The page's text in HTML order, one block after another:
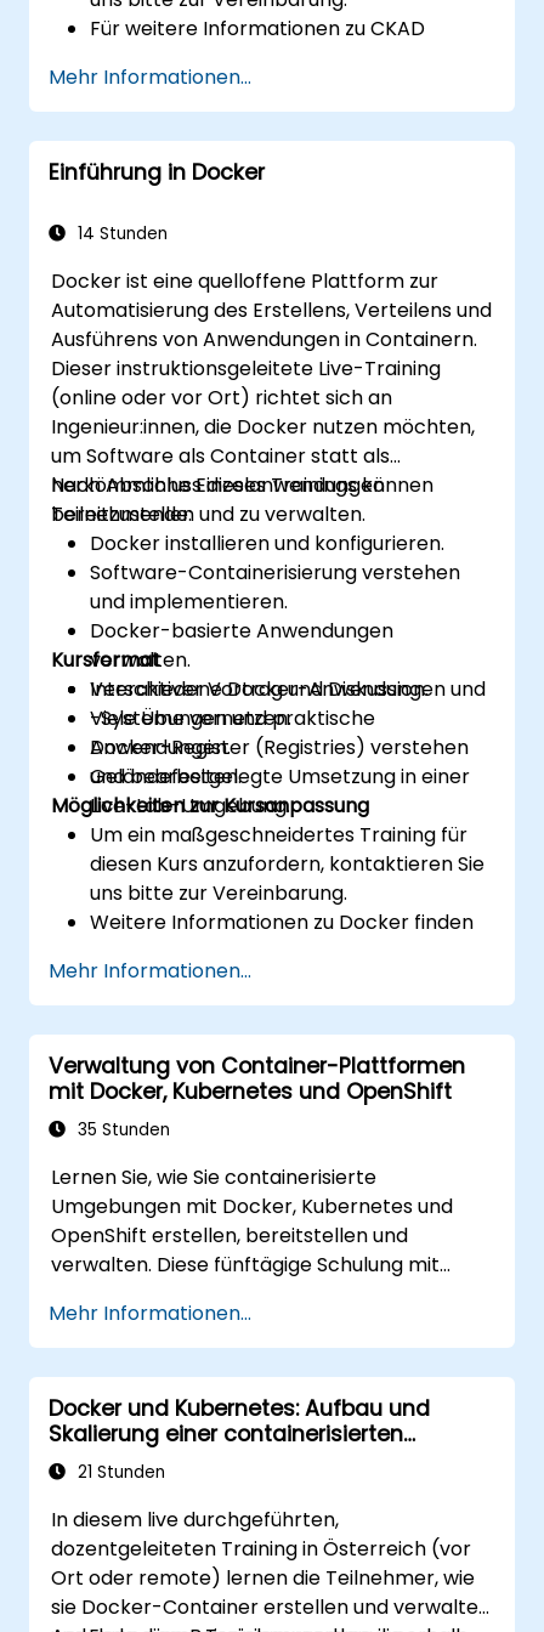
Für weitere Informationen zu CKAD
bitte: https://training.linuxfoundation.org/
kubernetes-application-developer-
ckad/
Mehr Informationen...
Einführung in Docker
14 Stunden
Docker ist eine quelloffene Plattform zur
Automatisierung des Erstellens, Verteilens und
Ausführens von Anwendungen in Containern.
Dieser instruktionsgeleitete Live-Training
(online oder vor Ort) richtet sich an
Ingenieur:innen, die Docker nutzen möchten,
um Software als Container statt als
herkömmliche Einzelanwendungen
bereitzustellen und zu verwalten.
Nach Abschluss dieses Trainings können
Teilnehmende:
Docker installieren und konfigurieren.
Software-Containerisierung verstehen
und implementieren.
Docker-basierte Anwendungen
verwalten.
Verschiedene Docker-Anwendungen und
-Systeme vernetzen.
Docker-Register (Registries) verstehen
und bearbeiten.
Kursformat
Interaktiver Vortrag und Diskussion.
Viele Übungen und praktische
Anwendungen.
Geländefestgelegte Umsetzung in einer
Live-Lab-Umgebung.
Möglichkeiten zur Kursanpassung
Um ein maßgeschneidertes Training für
diesen Kurs anzufordern, kontaktieren Sie
uns bitte zur Vereinbarung.
Weitere Informationen zu Docker finden
Mehr Informationen...
Verwaltung von Container-Plattformen
mit Docker, Kubernetes und OpenShift
35 Stunden
Lernen Sie, wie Sie containerisierte
Umgebungen mit Docker, Kubernetes und
OpenShift erstellen, bereitstellen und
verwalten. Diese fünftägige Schulung mit
Bilder, Kubernetes-Workloads, Cluster-
Netzwerk, Speicher, Sicherheit, Überwachung
und die praktische OpenShift-Verwaltung. Die
Teilnehmenden erwerben die notwendigen
Fähigkeiten, um moderne Container-
Plattformen zu betreiben und Anwendungen
zu beheben.
Mehr Informationen...
Docker und Kubernetes: Aufbau und
Skalierung einer containerisierten
Anwendung
21 Stunden
In diesem live durchgeführten,
dozentgeleiteten Training in Österreich (vor
Ort oder remote) lernen die Teilnehmer, wie
sie Docker-Container erstellen und verwalten